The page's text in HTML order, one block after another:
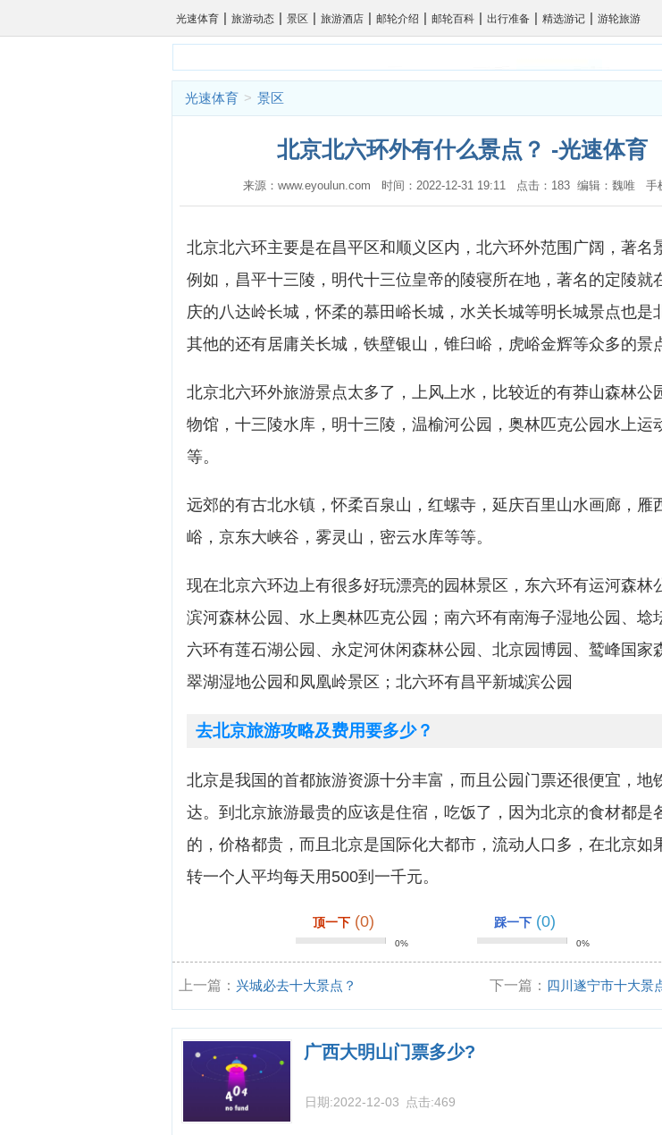
光速体育 | 旅游动态 | 景区 | 旅游酒店 | 邮轮介绍 | 邮轮百科 | 出行准备 | 精选游记 | 游轮旅游
光速体育 > 景区
北京北六环外有什么景点？ -光速体育
来源：www.eyoulun.com 时间：2022-12-31 19:11 点击：183 编辑：魏唯 手
北京北六环主要是在昌平区和顺义区内，北六环外范围广阔，著名
例如，昌平十三陵，明代十三位皇帝的陵寝所在地，著名的定陵就
庆的八达岭长城，怀柔的慕田峪长城，水关长城等明长城景点也是
其他的还有居庸关长城，铁壁银山，锥臼峪，虎峪金辉等众多的景
北京北六环外旅游景点太多了，上风上水，比较近的有莽山森林公
物馆，十三陵水库，明十三陵，温榆河公园，奥林匹克公园水上运
等。
远郊的有古北水镇，怀柔百泉山，红螺寺，延庆百里山水画廊，雁
峪，京东大峡谷，雾灵山，密云水库等等。
现在北京六环边上有很多好玩漂亮的园林景区，东六环有运河森林
滨河森林公园、水上奥林匹克公园；南六环有南海子湿地公园、埝
六环有莲石湖公园、永定河休闲森林公园、北京园博园、鹫峰国家
翠湖湿地公园和凤凰岭景区；北六环有昌平新城滨公园
去北京旅游攻略及费用要多少？
北京是我国的首都旅游资源十分丰富，而且公园门票还很便宜，地
达。到北京旅游最贵的应该是住宿，吃饭了，因为北京的食材都是
的，价格都贵，而且北京是国际化大都市，流动人口多，在北京如
转一个人平均每天用500到一千元。
顶一下 (0)
0%
踩一下 (0)
0%
上一篇： 兴城必去十大景点？ 下一篇： 四川遂宁市十大景
广西大明山门票多少?
日期:2022-12-03 点击:469